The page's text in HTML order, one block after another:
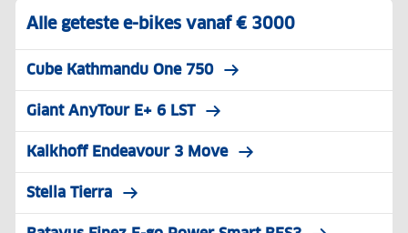
Alle geteste e-bikes vanaf € 3000
Cube Kathmandu One 750
Giant AnyTour E+ 6 LST
Kalkhoff Endeavour 3 Move
Stella Tierra